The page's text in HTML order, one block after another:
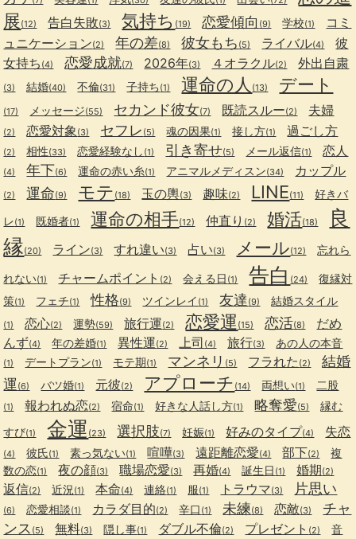
展(12) 告白失敗(3) 気持ち (19) 恋愛傾向 (9) 学校(1)
コミ
ュニケーション(2) 年の差(8) 彼女もち (5) ライバル(4)
彼
女持ち (4) 恋愛成就(7) 2026年(3) ４オラクル(2) 外出自粛
(3) 結婚(40) 不倫(31) 子持ち(1) 運命の人 (13) デート
(17) メッセージ(55) セカンド彼女(7) 既読スルー(2) 夫婦
(2) 恋愛対象(3) セフレ (5) 魂の因果(1) 接し方(1) 過ごし方
(2) 相性(33) 恋愛経験なし (1) 引き寄せ(5) メール返信(1) 恋人
(4) 年下(6) 運命の赤い糸(1) アニマルメディスン(34) カップル
(2) 運命(9) モテ (18) 玉の輿(3) 趣味(2) LINE(11)
好きバ
レ(1) 既婚者(1) 運命の相手(12) 仲直り (2) 婚活(18)
良
縁(20) ライン(3) すれ違い(3) 占い(3) メール(12) 忘れら
れない(1) チャームポイント (2) 会える日 (1) 告白 (24)
復縁対
策(1) フェチ(1) 性格(9) ツインレイ (1) 友達 (9) 結婚スタイル
(1) 恋心(2) 運勢(59) 旅行運(2) 恋愛運 (15) 恋活(8)
だめ
んず(4) 年の差婚(1) 異性運(2) 上司 (4) 旅行(3) あの人の本音
(1) デートプラン(1) モテ期(1) マンネリ (5) フラれた (2)
結婚
運(6) バツ婚(1) 元彼(2) アプローチ (14) 両想い(1) 二股
(1) 報われぬ恋(2) 宿命(1) 好きな人話し方(1) 略奪愛(5)
縁む
すび(1) 金運 (23) 選択肢(7) 妊娠(1) 好みのタイプ(4) 失恋
(4) 彼氏(1) 素っ気ない(1) 喧嘩(3) 遠距離恋愛(4) 部下(2)
複
数の恋(1) 夜の顔(3) 職場恋愛(3) 再婚(4) 誕生日 (1) 婚期(2)
返信(2) 近況 (1) 本命(4) 連絡(1) 服(1) トラウマ(3) 片思い
(6) 恋愛相談(1) カラダ目的(2) 辛口 (1) 未練(8) 恋敵(3)
チャ
ンス (5) 無料(3) 隠し事(1) ダブル不倫(2) プレゼント (2) 音